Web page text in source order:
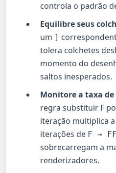
controla o padrão
Equilibre seus
um ]
tolera colchetes
momento do
saltos inesperados.
Monitore a taxa
regra substituir F
iteração multiplica
iterações de F →
sobrecarregam a
renderizadores.